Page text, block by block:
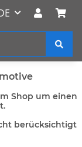
Shop um einen
berücksichtigt